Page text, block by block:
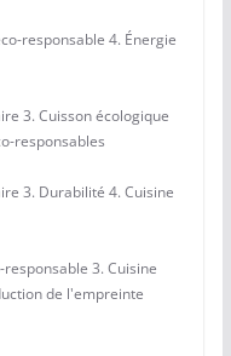
responsable 4. Énergie
3. Cuisson écologique
responsables
3. Durabilité 4. Cuisine
3. Cuisine
de l'empreinte